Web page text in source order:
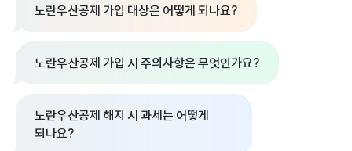
노란우산공제 가입 대상은 어떻게 되나요?
노란우산공제 가입 시 주의사항은 무엇인가요?
노란우산공제 해지 시 과세는 어떻게
되나요?